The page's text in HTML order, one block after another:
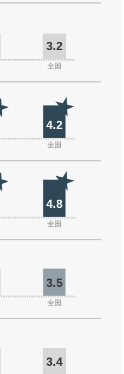
3.2
全国
4.2
全国
4.8
全国
3.5
全国
3.4